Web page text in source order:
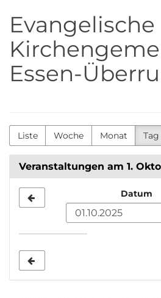
Haupt-
Inhalt
springen
Evangelische
Essen-
Liste Woche Monat Tag
Veranstaltungen am 1.
zur
Anzeige
Datum